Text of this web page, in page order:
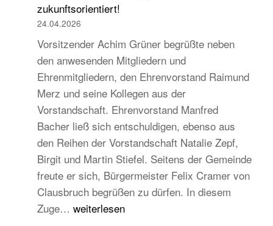
des
zukunftsorientiert!
24.04.2026
Vorsitzender Achim Grüner begrüßte neben
den anwesenden Mitgliedern und
Ehrenmitgliedern, den Ehrenvorstand Raimund
Merz und seine Kollegen aus der
Vorstandschaft. Ehrenvorstand Manfred
Bacher ließ sich entschuldigen, ebenso aus
den Reihen der Vorstandschaft Natalie Zepf,
Birgit und Martin Stiefel. Seitens der Gemeinde
freute er sich, Bürgermeister Felix Cramer von
Clausbruch begrüßen zu dürfen. In diesem
Zuge… TB
weiterlesen